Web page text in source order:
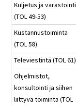
Kuljetus ja varastointi
(TOL 49-53)
Kustannustoiminta
(TOL 58)
Televiestintä (TOL 61)
Ohjelmistot,
konsultointi ja siihen
liittyvä toiminta (TOL